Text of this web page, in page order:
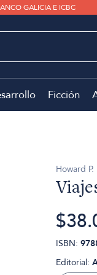
GALICIA E ICBC
Ficción
Howard
ISBN:
Editorial: